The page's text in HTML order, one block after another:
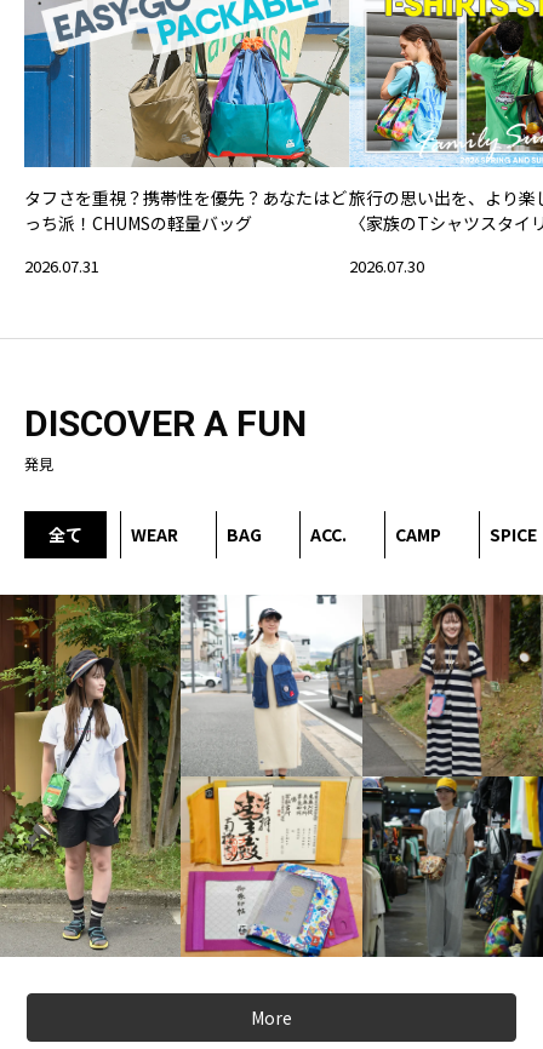
タフさを重視？携帯性を優先？あなたはど
っち派！CHUMSの軽量バッグ
2026.07.31
旅行の思い出を、より楽
〈家族のTシャツスタイ
2026.07.30
DISCOVER A FUN
発見
全て WEAR BAG ACC. CAMP SPICE
More